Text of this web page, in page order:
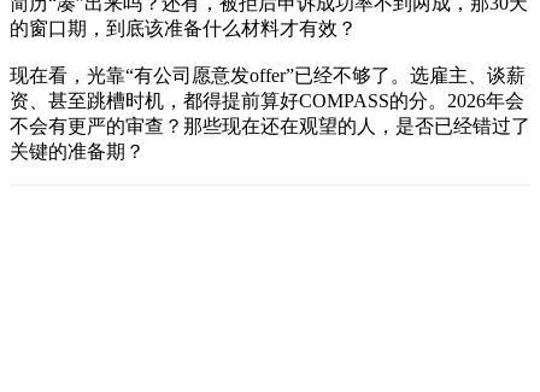
的窗口期，到底该准备什么材料才有效？
现在看，光靠“有公司愿意发offer”已经不够了。选雇主、谈薪
资、甚至跳槽时机，都得提前算好COMPASS的分。2026年会
不会有更严的审查？那些现在还在观望的人，是否已经错过了
关键的准备期？